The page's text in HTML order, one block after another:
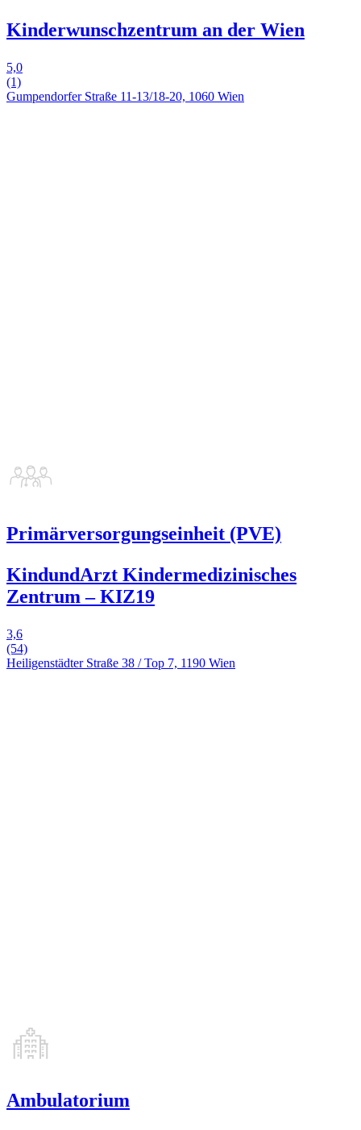
Kinderwunschzentrum an der Wien
5,0
(1)
Gumpendorfer Straße 11-13/18-20, 1060 Wien
Primärversorgungseinheit (PVE)
KindundArzt Kindermedizinisches
Zentrum – KIZ19
3,6
(54)
Heiligenstädter Straße 38 / Top 7, 1190 Wien
Ambulatorium